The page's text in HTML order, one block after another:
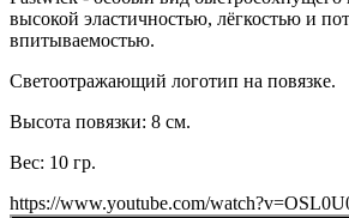
высокой эластичностью, лёгкостью и
впитываемостью.
Светоотражающий логотип на повязке.
Высота повязки: 8 см.
Вес: 10 гр.
https://www.youtube.com/